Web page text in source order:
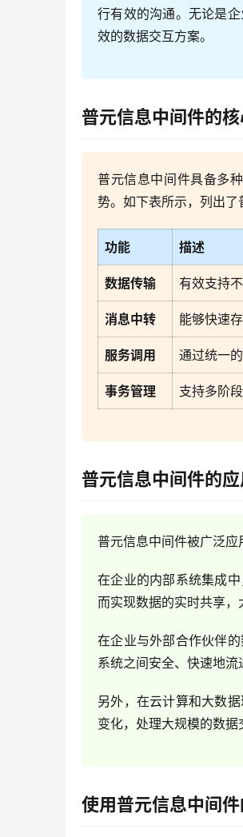
行有效的沟通。无论是
效的数据交互方案。
普元信息中间件的
普元信息中间件具备多
势。如下表所示，列出了
功能 描述
数据传输 有效支持
消息中转 能够快速
服务调用 通过统一
事务管理 支持多阶
普元信息中间件的
普元信息中间件被广泛应
在企业的内部系统集成
而实现数据的实时共享，
在企业与外部合作伙伴
系统之间安全、快速地流
另外，在云计算和大数
变化，处理大规模的数据
使用普元信息中间